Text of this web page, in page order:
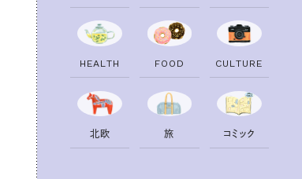
H EALTH FO O D CU LTU RE
北欧 旅 コ ミ ック